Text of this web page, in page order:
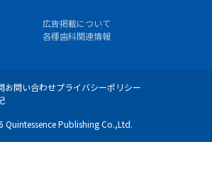
広告掲載について
各種歯科関連情報
お問い合わせプライバシーポリシー
Quintessence Publishing Co.,Ltd.